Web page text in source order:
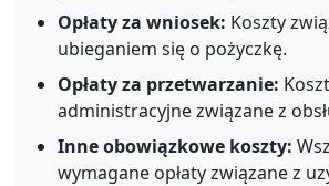
Opłaty za wniosek: Koszty
ubieganiem się o pożyczkę.
Opłaty za przetwarzanie:
administracyjne związane z
Inne obowiązkowe koszty:
wymagane opłaty związane z